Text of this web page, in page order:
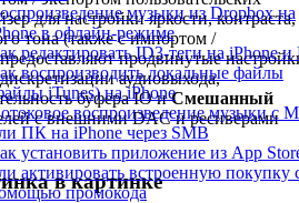
музыки из Dropbox на
в офлайн-режиме
редактировать ID3-теги на iPhone и
воспроизводить локальные файлы
iTunes) на iPhone
воспроизведение музыки с
ПК на iPhone через SMB
установить приложение из App
активировать встроенную покупку
промокода
для настройки яркости, контраста,
тона (также с импортом /
продвинутые
аудиовыхода,
буфера IO иСмешанный
с внешними DAC и ресиверами
в картинке